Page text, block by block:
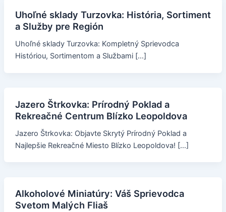
Uhoľné sklady Turzovka: História, Sortiment
a Služby pre Región
Uhoľné sklady Turzovka: Kompletný Sprievodca
Históriou, Sortimentom a Službami […]
Jazero Štrkovka: Prírodný Poklad a
Rekreačné Centrum Blízko Leopoldova
Jazero Štrkovka: Objavte Skrytý Prírodný Poklad a
Najlepšie Rekreačné Miesto Blízko Leopoldova! […]
Alkoholové Miniatúry: Váš Sprievodca
Svetom Malých Fliaš